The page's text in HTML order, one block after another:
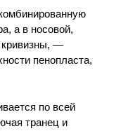
а в носовой,
—
пенопласта,
по всей
транец и